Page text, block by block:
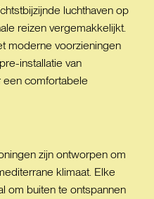
luchthaven op
reizen vergemakkelijkt.
moderne voorzieningen
installatie van
een comfortabele
zijn ontworpen om
klimaat. Elke
om buiten te ontspannen